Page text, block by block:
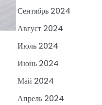
Сентябрь 2024
Август 2024
Июль 2024
Июнь 2024
Май 2024
Апрель 2024